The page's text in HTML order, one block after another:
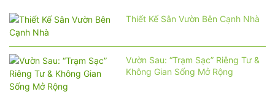
Thiết Kế Sân Vườn Bên Cạnh Nhà
Vườn Sau: “Trạm Sạc” Riêng Tư &
Không Gian Sống Mở Rộng